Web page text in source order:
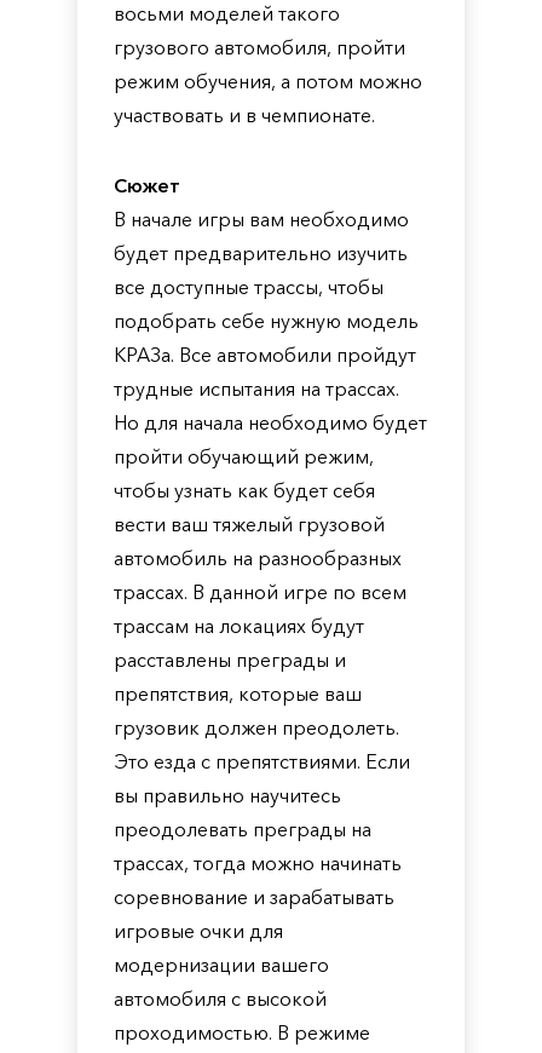
восьми моделей такого
грузового автомобиля, пройти
режим обучения, а потом можно
участвовать и в чемпионате.
Сюжет
В начале игры вам необходимо
будет предварительно изучить
все доступные трассы, чтобы
подобрать себе нужную модель
КРАЗа. Все автомобили пройдут
трудные испытания на трассах.
Но для начала необходимо будет
пройти обучающий режим,
чтобы узнать как будет себя
вести ваш тяжелый грузовой
автомобиль на разнообразных
трассах. В данной игре по всем
трассам на локациях будут
расставлены преграды и
препятствия, которые ваш
грузовик должен преодолеть.
Это езда с препятствиями. Если
вы правильно научитесь
преодолевать преграды на
трассах, тогда можно начинать
соревнование и зарабатывать
игровые очки для
модернизации вашего
автомобиля с высокой
проходимостью. В режиме